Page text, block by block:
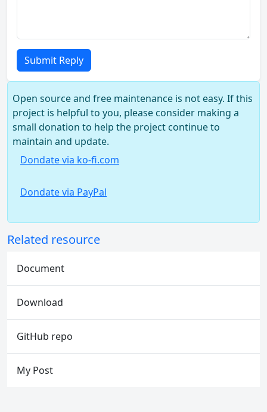
Submit Reply
Open source and free maintenance is not easy. If this
project is helpful to you, please consider making a
small donation to help the project continue to
maintain and update.
Dondate via ko-fi.com
Dondate via PayPal
Related resource
Document
Download
GitHub repo
My Post